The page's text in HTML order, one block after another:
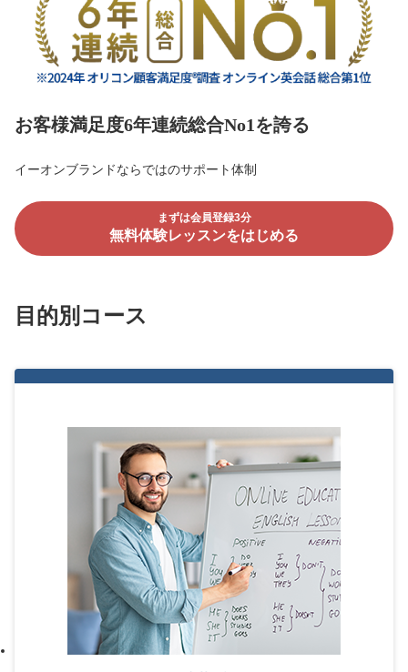
お客様満足度6年連続総合No1を誇る
イーオンブランドならではのサポート体制
まずは会員登録3分
無料体験レッスンをはじめる
目的別コース